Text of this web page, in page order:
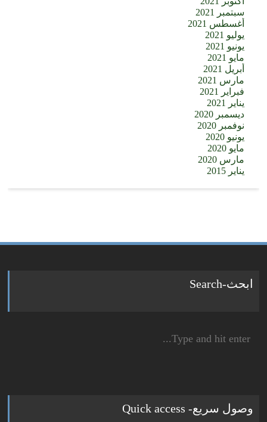
سبتمبر 2021
أغسطس 2021
يوليو 2021
يونيو 2021
مايو 2021
أبريل 2021
مارس 2021
فبراير 2021
يناير 2021
ديسمبر 2020
نوفمبر 2020
يونيو 2020
مايو 2020
مارس 2020
يناير 2015
ابحث-Search
for:
وصول سريع- Quick access